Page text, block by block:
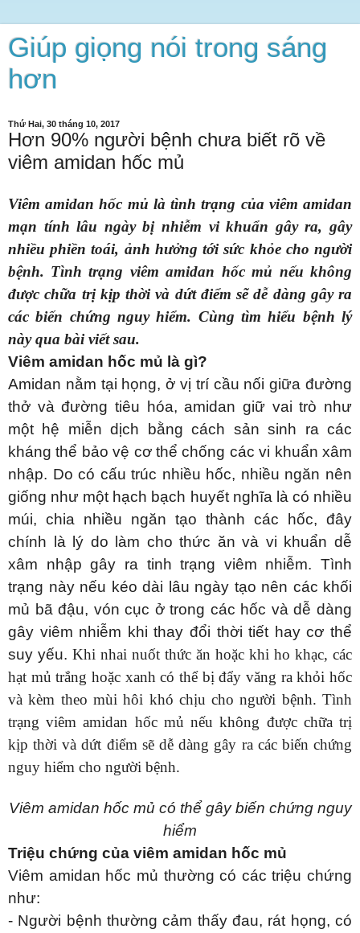
Giúp giọng nói trong sáng
hơn
Thứ Hai, 30 tháng 10, 2017
Hơn 90% người bệnh chưa biết rõ về
viêm amidan hốc mủ
Viêm amidan hốc mủ là tình trạng của viêm amidan
mạn tính lâu ngày bị nhiễm vi khuẩn gây ra, gây
nhiều phiền toái, ảnh hưởng tới sức khỏe cho người
bệnh. Tình trạng viêm amidan hốc mủ nếu không
được chữa trị kịp thời và dứt điểm sẽ dễ dàng gây ra
các biến chứng nguy hiểm. Cùng tìm hiểu bệnh lý
này qua bài viết sau.
Viêm amidan hốc mủ là gì?
Amidan nằm tại họng, ở vị trí cầu nối giữa đường
thở và đường tiêu hóa, amidan giữ vai trò như
một hệ miễn dịch bằng cách sản sinh ra các
kháng thể bảo vệ cơ thể chống các vi khuẩn xâm
nhập. Do có cấu trúc nhiều hốc, nhiều ngăn nên
giống như một hạch bạch huyết nghĩa là có nhiều
múi, chia nhiều ngăn tạo thành các hốc, đây
chính là lý do làm cho thức ăn và vi khuẩn dễ
xâm nhập gây ra tinh trạng viêm nhiễm. Tình
trạng này nếu kéo dài lâu ngày tạo nên các khối
mủ bã đậu, vón cục ở trong các hốc và dễ dàng
gây viêm nhiễm khi thay đổi thời tiết hay cơ thể
suy yếu. Khi nhai nuốt thức ăn hoặc khi ho khạc, các
hạt mủ trắng hoặc xanh có thể bị đẩy văng ra khỏi hốc
và kèm theo mùi hôi khó chịu cho người bệnh. Tình
trạng viêm amidan hốc mủ nếu không được chữa trị
kịp thời và dứt điểm sẽ dễ dàng gây ra các biến chứng
nguy hiểm cho người bệnh.
Viêm amidan hốc mủ có thể gây biến chứng nguy
hiểm
Triệu chứng của viêm amidan hốc mủ
Viêm amidan hốc mủ thường có các triệu chứng
như:
- Người bệnh thường cảm thấy đau, rát họng, có